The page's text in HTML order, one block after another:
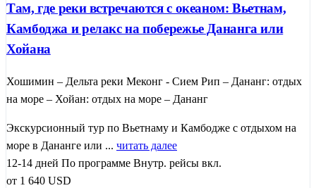
Там, где реки встречаются с океаном: Вьетнам,
Камбоджа и релакс на побережье Дананга или
Хойана
Хошимин – Дельта реки Меконг - Сием Рип – Дананг: отдых
на море – Хойан: отдых на море – Дананг
Экскурсионный тур по Вьетнаму и Камбодже с отдыхом на
море в Дананге или ... читать далее
12-14 дней По программе Внутр. рейсы вкл.
от 1 640 USD